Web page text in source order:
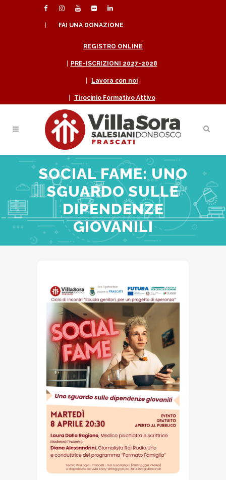
FAI UNA DONAZIONE
REGISTRO ONLINE
PRE-ISCRIZIONI 2027-2028
Lavora con noi
Tirocinio Formativo Attivo
SOCIAL FAME: UNO
SGUARDO SULLE
DIPENDENZE
GIOVANILI